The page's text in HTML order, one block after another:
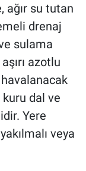
ağır su tutan
drenaj
sulama
azotlu
kuru dal ve
Yere
veya